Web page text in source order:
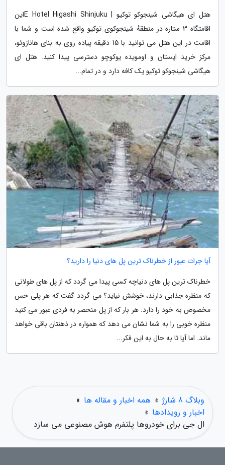
هتل ای هیگاشی شینجوکو توکیو | E Hotel Higashi Shinjukuاین
اقامتگاه 3 ستاره در منطقهٔ شینجوکوی توکیو واقع شده است و شما با
اقامت در این هتل می توانید با 15 دقیقه پیاده روی به بنای هانازوئو،
مرکز خرید ایستان و اومویده یوکوچو دسترسی پیدا کنید. هتل ای
هیگاشی شینجوکو توکیو یک کافه دارد و در تمام...
آیا جرات عبور از خطرناک ترین پل های دنیا را دارید؟
خطرناک ترین پل های دنیاچه کسی پیدا می گردد که از پل های طولانی
که منظره جذابی دارند، خوشش نیاید؟ می گردد گفت که هر پلی حس
مخصوص به خود را دارد. هر بار که از پل منحصر به فردی عبور می کنید
منظره خوبی را به شما نشان می دهد که همواره در ذهنتان باقی خواهد
ماند. اما آیا تا به حال به این فکر...
وبلاگ 8 شارژ » همه اخبار و مقاله ها »
اخبار و رویدادها »
ال جی برای خودروها پلتفرم هوش مصنوعی می سازد